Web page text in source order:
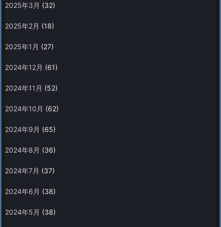
2025年3月 (32)
2025年2月 (18)
2025年1月 (27)
2024年12月 (61)
2024年11月 (52)
2024年10月 (62)
2024年9月 (65)
2024年8月 (36)
2024年7月 (37)
2024年6月 (38)
2024年5月 (38)